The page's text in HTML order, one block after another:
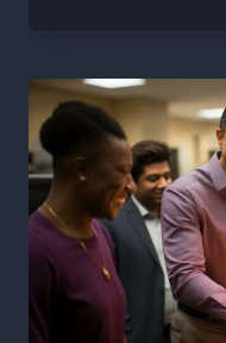
DU
LES
PME